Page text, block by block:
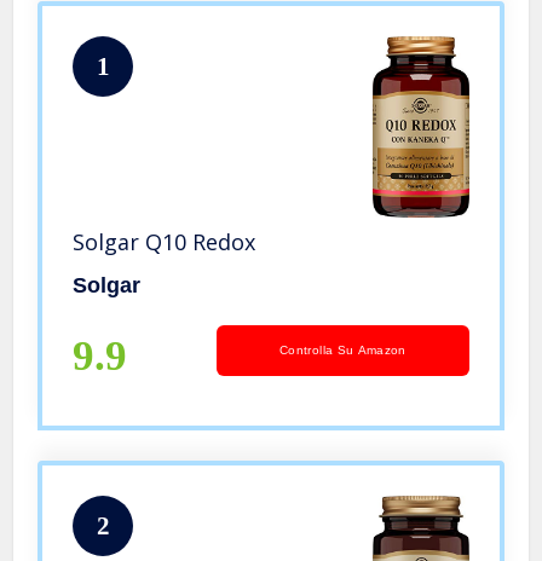
1
Solgar Q10 Redox
Solgar
9.9 Controlla Su Amazon
2